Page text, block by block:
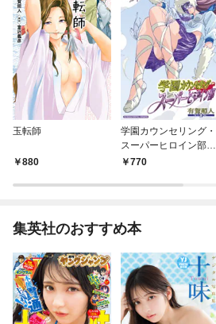
玉転師
880
学園カウンセリング・
スーパーヒロイン部
【単行本】（１）
770
集英社のおすすめ本